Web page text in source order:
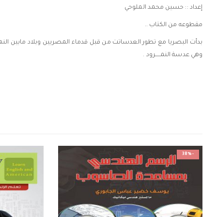
إعداد :: حسين محمد الملوحي
مقطوعه من الكتاب ..
وهي عدسة النمـــــرود .
-38%